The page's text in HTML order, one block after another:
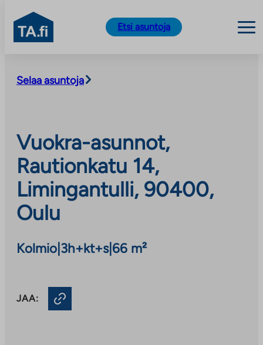
sisältöön
TA.fi
Etsi asuntoja
Selaa asuntoja
Vuokra-asunnot,
Rautionkatu 14,
Limingantulli, 90400,
Oulu
Kolmio 3h+kt+s| 66 m²
JAA: